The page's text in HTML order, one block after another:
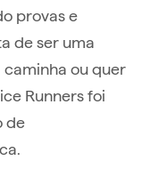
provas e
de ser uma
ou quer
Runners foi
de